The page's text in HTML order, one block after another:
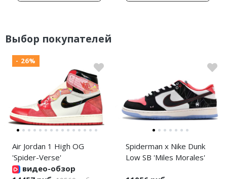
Выбор покупателей
- 26%
Air Jordan 1 High OG
'Spider-Verse'
видео-обзор
Spiderman x Nike Dunk
Low SB 'Miles Morales'